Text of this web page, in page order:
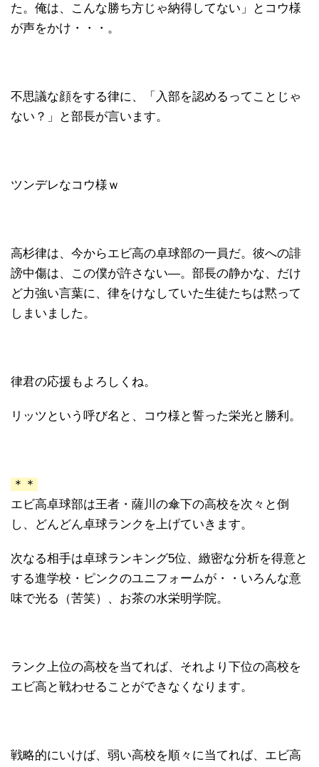
た。俺は、こんな勝ち方じゃ納得してない」とコウ様
が声をかけ・・・。
不思議な顔をする律に、「入部を認めるってことじゃ
ない？」と部長が言います。
ツンデレなコウ様ｗ
高杉律は、今からエビ高の卓球部の一員だ。彼への誹
謗中傷は、この僕が許さない―。部長の静かな、だけ
ど力強い言葉に、律をけなしていた生徒たちは黙って
しまいました。
律君の応援もよろしくね。
リッツという呼び名と、コウ様と誓った栄光と勝利。
＊＊
エビ高卓球部は王者・薩川の傘下の高校を次々と倒
し、どんどん卓球ランクを上げていきます。
次なる相手は卓球ランキング5位、緻密な分析を得意と
する進学校・ピンクのユニフォームが・・いろんな意
味で光る（苦笑）、お茶の水栄明学院。
ランク上位の高校を当てれば、それより下位の高校を
エビ高と戦わせることができなくなります。
戦略的にいけば、弱い高校を順々に当てれば、エビ高